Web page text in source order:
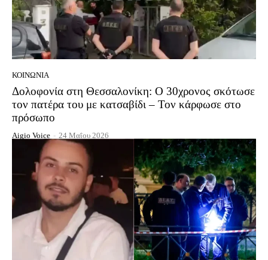
ΚΟΙΝΩΝΊΑ
Δολοφονία στη Θεσσαλονίκη: Ο 30χρονος σκότωσε
τον πατέρα του με κατσαβίδι – Τον κάρφωσε στο
πρόσωπο
Aigio Voice - 24 Μαΐου 2026